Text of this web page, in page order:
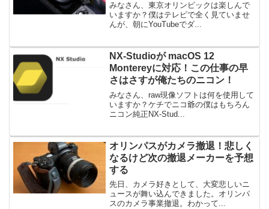
みなさん、東京オリンピックは楽しんで
いますか？僕はテレビで全く見ていませ
んが、朝にYouTubeでダ...
NX-Studioが macOS 12
Montereyに対応！この仕事の早
さはさすが俺たちのニコン！
みなさん、raw現像ソフトは何を使用して
いますか？ケチでニコ爺の僕はもちろん
ニコン純正NX-Stud...
オリンパスがカメラ撤退！悲しく
なるけど次の撤退メーカーを予想
する
先日、カメラ好きとして、大変悲しいニ
ュースが舞い込んできました。オリンパ
スのカメラ事業撤退。わかって...